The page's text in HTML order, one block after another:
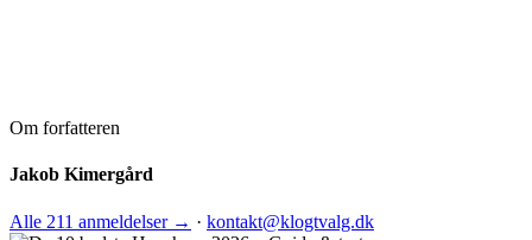
Om forfatteren
Jakob Kimergård
Alle 211 anmeldelser → · kontakt@klogtvalg.dk